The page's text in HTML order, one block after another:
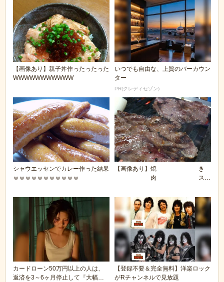
【画像あり】親子丼作ったったった
WWWWWWWWWWW
いつでも自由な、上質のバーカウン
ター
PR(クレディセゾン)
シャウエッセンでカレー作った結果
ｗｗｗｗｗｗｗｗｗｗｗ
【画像あり】焼 き
肉 ス
カードローン50万円以上の人は、
返済を3～6ヶ月停止して『大幅に
【登録不要＆完全無料】洋楽ロック
がRチャンネルで見放題